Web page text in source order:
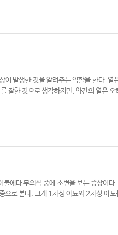
이 발생한 것을 알려주는 역할을 한다.
잘한 것으로 생각하지만, 약간의 열은
에다 무의식 중에 소변을 보는 증상이
으로 본다. 크게 1차성 야뇨와 2차성 야